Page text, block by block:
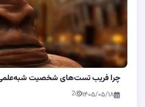
چرا فریب تست‌های شخصیت شبه‌علمی
۱۴۰۵/۰۵/۱۸ 2